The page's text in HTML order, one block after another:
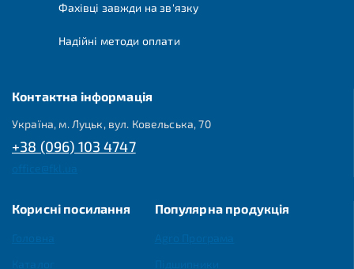
Фахівці завжди на зв'язку
Надійні методи оплати
Контактна інформація
Україна, м. Луцьк, вул. Ковельська, 70
+38 (096) 103 4747
Корисні посилання Популярна продукція